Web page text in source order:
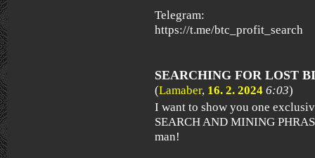
Telegram:
https://t.me/btc_profit_search
SEARCHING FOR LOST
(Lamaber, 16. 2. 2024 6:03)
I want to show you one
SEARCH AND MINING
man!